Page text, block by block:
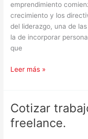
emprendimiento
crecimiento y los
del liderazgo, una de
la de incorporar
que
para
contratar
Leer más »
Cotizar
freelance.
Cotizar
trabajos
y